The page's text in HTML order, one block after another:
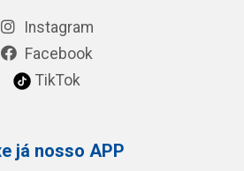
Instagram
Facebook
TikTok
já nosso APP